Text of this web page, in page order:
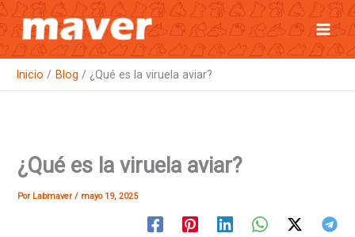
Ir
al
contenido
Inicio Blog ¿Qué es la viruela aviar?
¿Qué es la viruela aviar?
Por Labmaver/ mayo 19, 2025